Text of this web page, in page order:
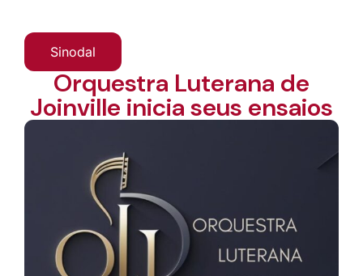
Sinodal
Orquestra Luterana de
Joinville inicia seus ensaios